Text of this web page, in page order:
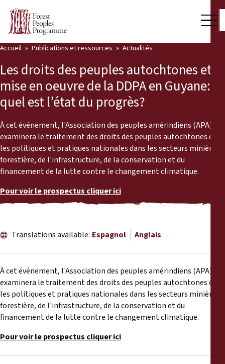
Qui nous sommes
Salle de presse
Notre travail
Voix des communautés
Partenaires et Pays
Dernières actualités
Publications et ressources
Back
Publications et ressources
Actualités
Rapports
Matériel de formation
Documents d'information
Procédures juridiques
Accueil Publications et ressources Actualités
Les droits des peuples autochtones et la
mise en oeuvre de la DDPA en Guyane:
quel est l’état du progrès?
À cet événement, l'Association des peuples amérindiens (APA)
examinera le traitement des droits des peuples autochtones dans
les politiques et pratiques nationales dans les secteurs minière,
forestière, de l'infrastructure, de la conservation et du
financement de la lutte contre le changement climatique.
Pour voir le prospectus cliquer ici
Translations available: Espagnol Anglais
À cet événement, l'Association des peuples amérindiens (APA)
examinera le traitement des droits des peuples autochtones dans
les politiques et pratiques nationales dans les secteurs minière,
forestière, de l'infrastructure, de la conservation et du
financement de la lutte contre le changement climatique.
Pour voir le prospectus cliquer ici